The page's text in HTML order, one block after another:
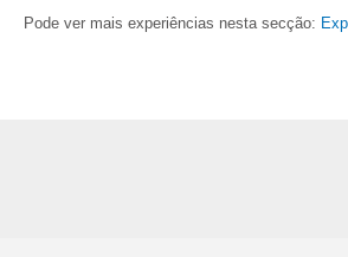
Pode ver mais experiências nesta secção: